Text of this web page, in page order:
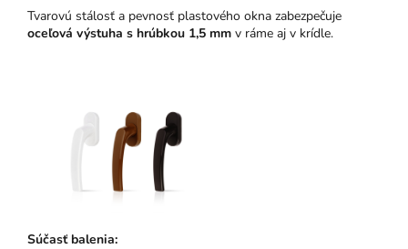
Tvarovú stálosť a pevnosť plastového okna zabezpečuje
oceľová výstuha s hrúbkou 1,5 mm v ráme aj v krídle.
Súčasť balenia: